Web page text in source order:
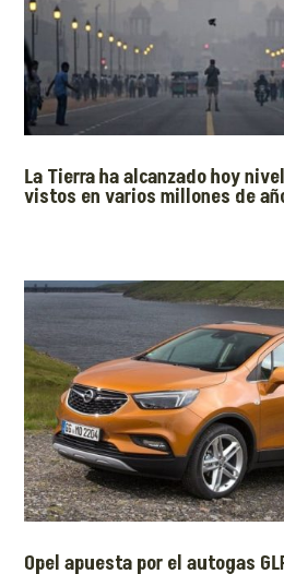
La Tierra ha alcanzado hoy
vistos en varios millones de
Opel apuesta por el autogas